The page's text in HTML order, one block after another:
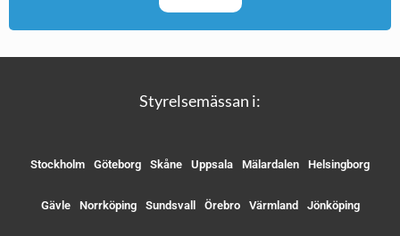
Styrelsemässan i:
Stockholm Göteborg Skåne Uppsala Mälardalen Helsingborg
Gävle Norrköping Sundsvall Örebro Värmland Jönköping